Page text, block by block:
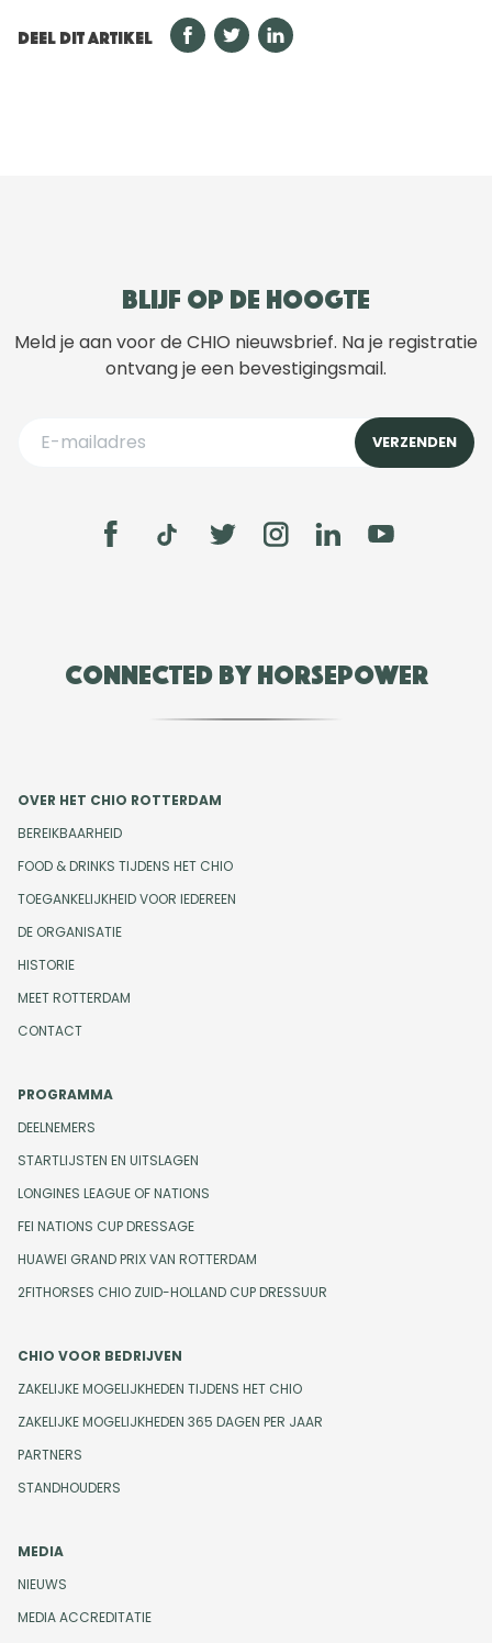
DEEL DIT ARTIKEL
Blijf op de hoogte
Meld je aan voor de CHIO nieuwsbrief. Na je registratie
ontvang je een bevestigingsmail.
Connected by Horsepower
OVER HET CHIO ROTTERDAM
BEREIKBAARHEID
FOOD & DRINKS TIJDENS HET CHIO
TOEGANKELIJKHEID VOOR IEDEREEN
DE ORGANISATIE
HISTORIE
MEET ROTTERDAM
CONTACT
PROGRAMMA
DEELNEMERS
STARTLIJSTEN EN UITSLAGEN
LONGINES LEAGUE OF NATIONS
FEI NATIONS CUP DRESSAGE
HUAWEI GRAND PRIX VAN ROTTERDAM
2FITHORSES CHIO ZUID-HOLLAND CUP DRESSUUR
CHIO VOOR BEDRIJVEN
ZAKELIJKE MOGELIJKHEDEN TIJDENS HET CHIO
ZAKELIJKE MOGELIJKHEDEN 365 DAGEN PER JAAR
PARTNERS
STANDHOUDERS
MEDIA
NIEUWS
MEDIA ACCREDITATIE